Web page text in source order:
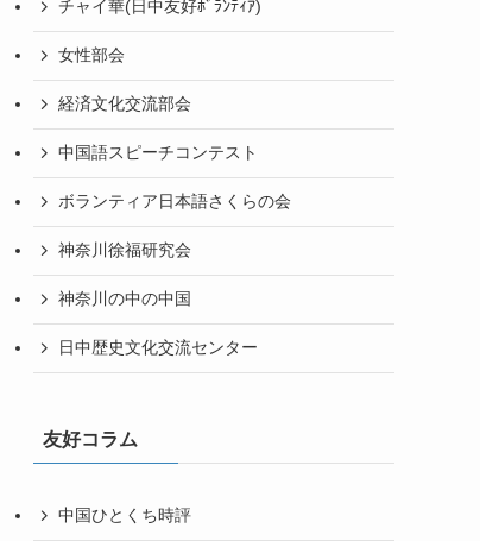
チャイ華(日中友好ﾎﾞﾗﾝﾃｨｱ)
女性部会
経済文化交流部会
中国語スピーチコンテスト
ボランティア日本語さくらの会
神奈川徐福研究会
神奈川の中の中国
日中歴史文化交流センター
友好コラム
中国ひとくち時評